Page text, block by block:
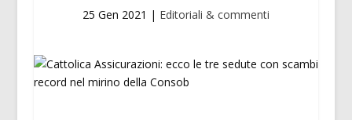
25 Gen 2021 | Editoriali & commenti